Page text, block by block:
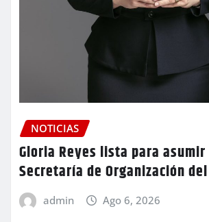
NOTICIAS
Gloria Reyes lista para asumir
Secretaría de Organización del
admin Ago 6, 2026